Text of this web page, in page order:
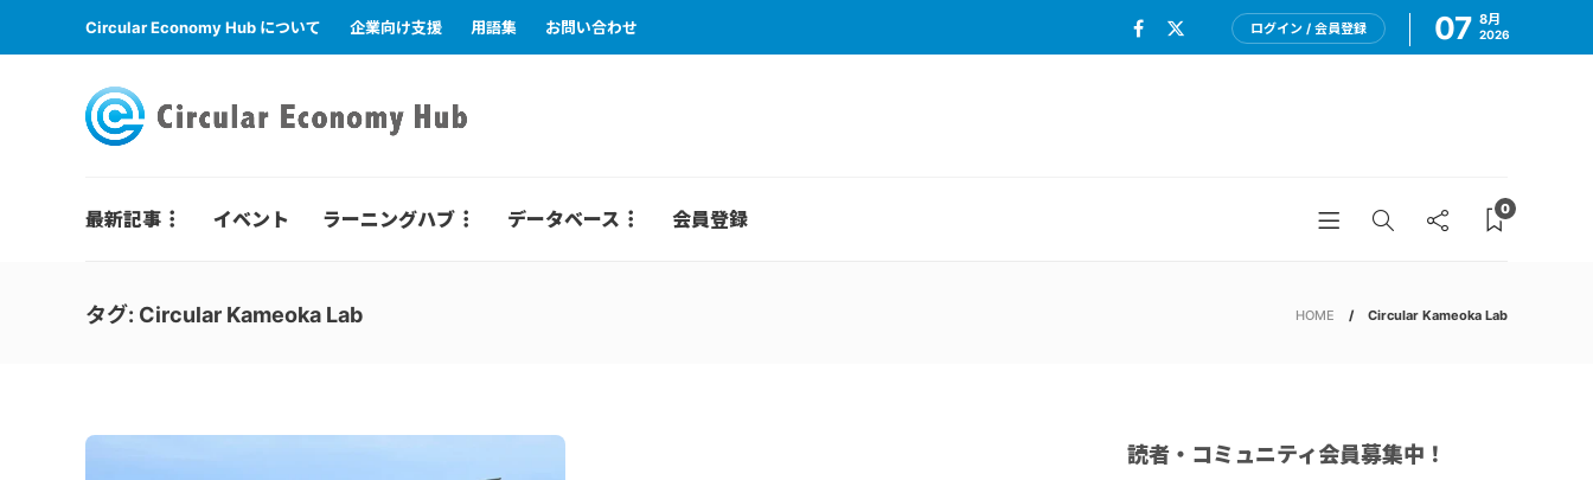
Circular Economy Hub について 企業向け支援 用語集 お問い合わせ ログイン / 会員登録 07 8月
2026
最新記事 イベント ラーニングハブ データベース 会員登録 0
タグ: Circular Kameoka Lab HOME Circular Kameoka Lab
読者・コミュニティ会員募集中！